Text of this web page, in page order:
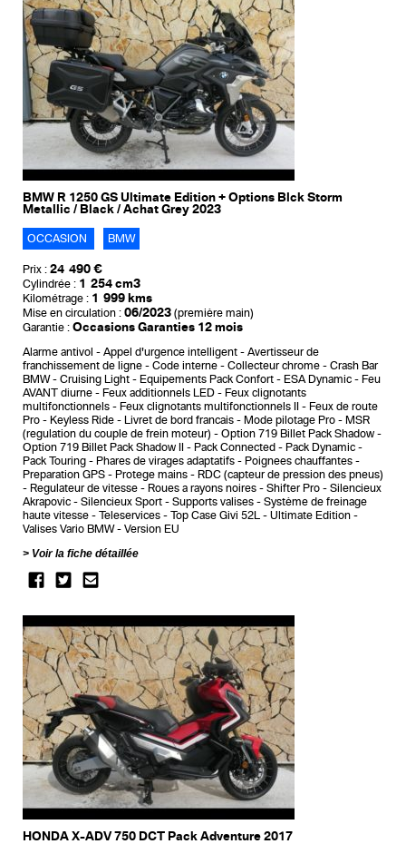
BMW R 1250 GS Ultimate Edition + Options Blck Storm
Metallic / Black / Achat Grey 2023
OCCASION BMW
Prix : 24 490 €
Cylindrée : 1 254 cm3
Kilométrage : 1 999 kms
Mise en circulation : 06/2023 (première main)
Garantie : Occasions Garanties 12 mois
Alarme antivol Appel d'urgence intelligent
Avertisseur de
franchissement de ligne
Code interne Collecteur chrome
Crash Bar
BMW
Cruising Light Equipements Pack Confort ESA Dynamic
Feu
AVANT diurne
Feux additionnels LED
Feux clignotants
multifonctionnels
Feux clignotants multifonctionnels II
Feux de route
Pro
Keyless Ride Livret de bord francais Mode pilotage Pro
MSR
(regulation du couple de frein moteur)
Option 719 Billet Pack Shadow
Option 719 Billet Pack Shadow II
Pack Connected
Pack Dynamic
Pack Touring
Phares de virages adaptatifs
Poignees chauffantes
Preparation GPS
Protege mains
RDC (capteur de pression des pneus)
Regulateur de vitesse
Roues a rayons noires Shifter Pro
Silencieux
Akrapovic
Silencieux Sport Supports valises
Système de freinage
haute vitesse
Teleservices Top Case Givi 52L
Ultimate Edition
Valises Vario BMW
Version EU
Voir la fiche détaillée
HONDA X-ADV 750 DCT Pack Adventure 2017